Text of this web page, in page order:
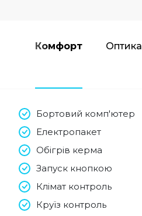
Комфорт Оптика
Бортовий комп'ютер
Електропакет
Обігрів керма
Запуск кнопкою
Клімат контроль
Круїз контроль